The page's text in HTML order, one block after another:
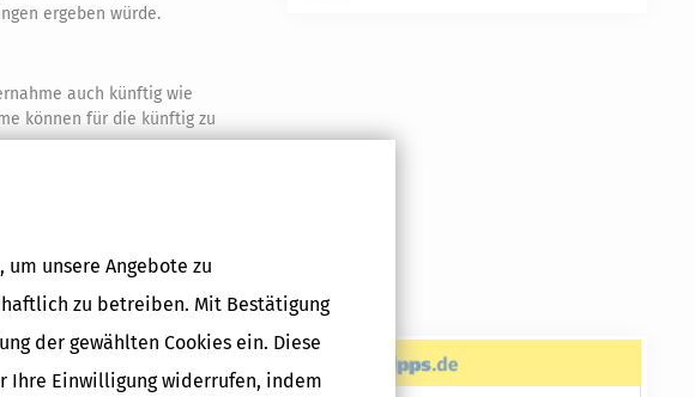
unsere Angebote zu
zu betreiben. Mit Bestätigung
der gewählten Cookies ein. Diese
Ihre Einwilligung widerrufen, indem
ergeben würde.
auch künftig wie
können für die künftig zu